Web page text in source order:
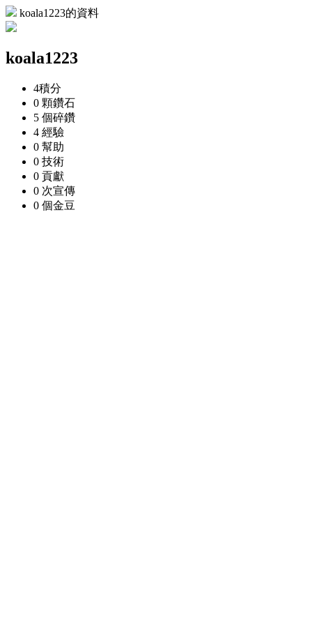
koala1223的資料
koala1223
4積分
0 顆鑽石
5 個碎鑽
4 經驗
0 幫助
0 技術
0 貢獻
0 次宣傳
0 個金豆